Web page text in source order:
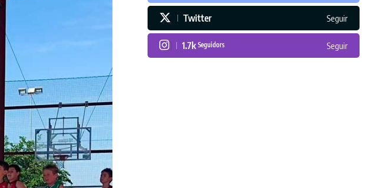
Twitter Seguir
1.7k Seguidors Seguir